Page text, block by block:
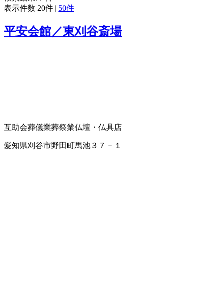
表示件数 20件 | 50件
平安会館／東刈谷斎場
互助会葬儀業葬祭業仏壇・仏具店
愛知県刈谷市野田町馬池３７－１